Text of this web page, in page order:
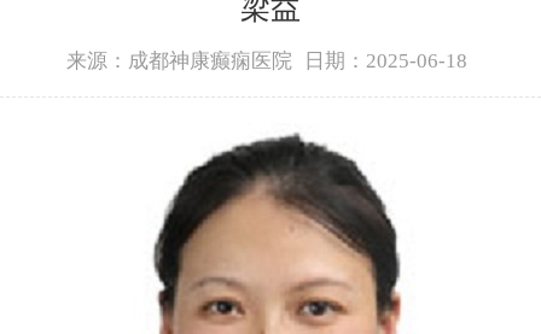
梁益
来源：成都神康癫痫医院 日期：2025-06-18